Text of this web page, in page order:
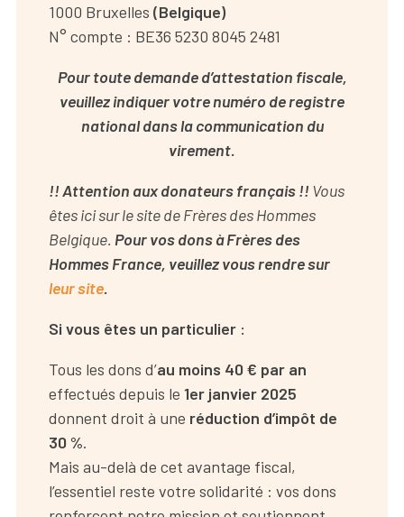
1000 Bruxelles (Belgique)
N° compte : BE36 5230 8045 2481
Pour toute demande d’attestation fiscale,
veuillez indiquer votre numéro de registre
national dans la communication du
virement.
!! Attention aux donateurs français !! Vous
êtes ici sur le site de Frères des Hommes
Belgique. Pour vos dons à Frères des
Hommes France, veuillez vous rendre sur
leur site.
Si vous êtes un particulier :
Tous les dons d’au moins 40 € par an
effectués depuis le 1er janvier 2025
donnent droit à une réduction d’impôt de
30 %.
Mais au-delà de cet avantage fiscal,
l’essentiel reste votre solidarité : vos dons